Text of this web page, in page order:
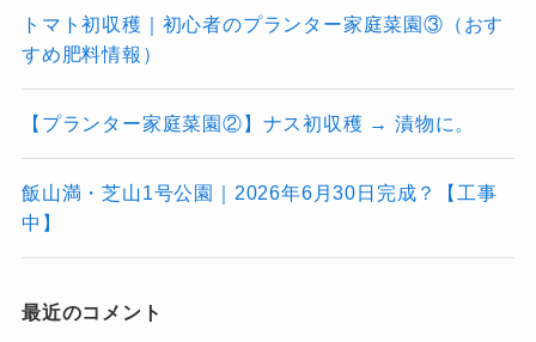
トマト初収穫｜初心者のプランター家庭菜園③（おす
すめ肥料情報）
【プランター家庭菜園②】ナス初収穫 → 漬物に。
飯山満・芝山1号公園｜2026年6月30日完成？【工事
中】
最近のコメント